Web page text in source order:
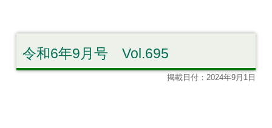
令和6年9月号 Vol.695
掲載日付：2024年9月1日